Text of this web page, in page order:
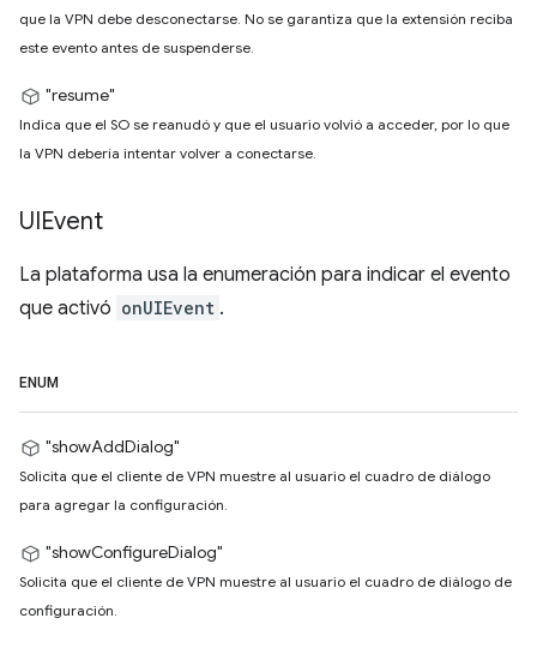
que la VPN debe desconectarse. No se garantiza que la extensión reciba
este evento antes de suspenderse.
"resume"
Indica que el SO se reanudó y que el usuario volvió a acceder, por lo que
la VPN debería intentar volver a conectarse.
UIEvent
La plataforma usa la enumeración para indicar el evento
que activó onUIEvent .
ENUM
"showAddDialog"
Solicita que el cliente de VPN muestre al usuario el cuadro de diálogo
para agregar la configuración.
"showConfigureDialog"
Solicita que el cliente de VPN muestre al usuario el cuadro de diálogo de
configuración.